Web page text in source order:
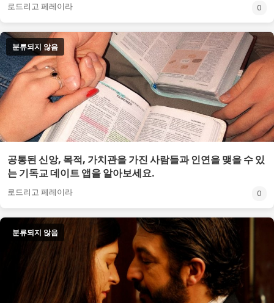
로드리고 페레이라 0
분류되지 않음
공통된 신앙, 목적, 가치관을 가진 사람들과 인연을 맺을 수 있
는 기독교 데이트 앱을 알아보세요.
로드리고 페레이라 0
분류되지 않음